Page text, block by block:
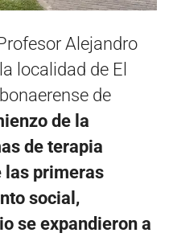
Alejandro
localidad de El
de
de la
de terapia
las primeras
social,
se expandieron a